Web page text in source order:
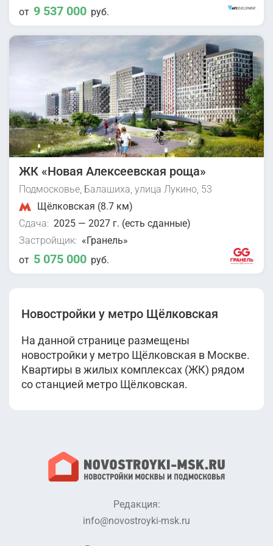
от 9 537 000 руб.
ЖК «Новая Алексеевская роща»
Подмосковье, Балашиха, улица Лукино, 53
Щёлковская (8.7 км)
Сдача: 2025 — 2027 г. (есть сданные)
Застройщик: «Гранель»
от 5 075 000 руб.
Новостройки у метро Щёлковская
На данной странице размещены
новостройки у метро Щёлковская в Москве.
Квартиры в жилых комплексах (ЖК) рядом
со станцией метро Щёлковская.
Редакция:
info@novostroyki-msk.ru